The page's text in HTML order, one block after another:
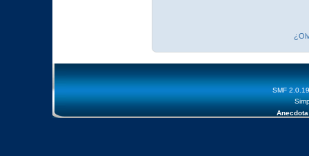
SMF 2.0.19
Anecdota